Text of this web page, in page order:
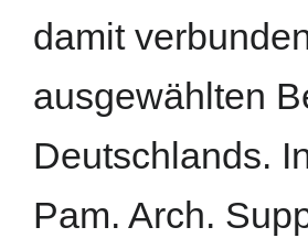
damit
ausgewählten
Deutschlands.
Pam. Arch.